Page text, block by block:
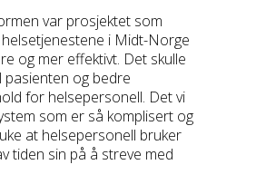
var prosjektet som
i Midt-Norge
og mer effektivt. Det skulle
pasienten og bedre
for helsepersonell. Det vi
som er så komplisert og
at helsepersonell bruker
tiden sin på å streve med